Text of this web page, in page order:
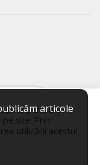
articole
pentru a
site. Prin
utilizării acestui